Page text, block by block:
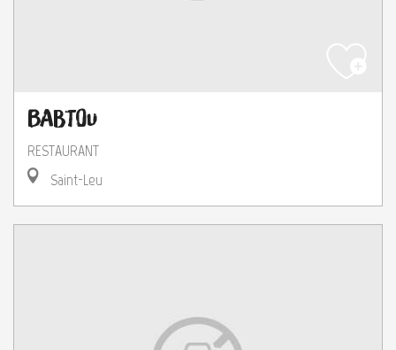
Babtou
RESTAURANT
Saint-Leu